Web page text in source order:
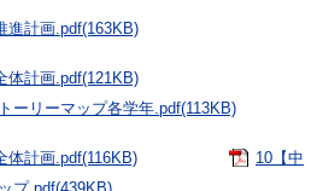
進計画.pdf(163KB)
体計画.pdf(121KB)
ーリーマップ各学年.pdf(113KB)
体計画.pdf(116KB)
10【中